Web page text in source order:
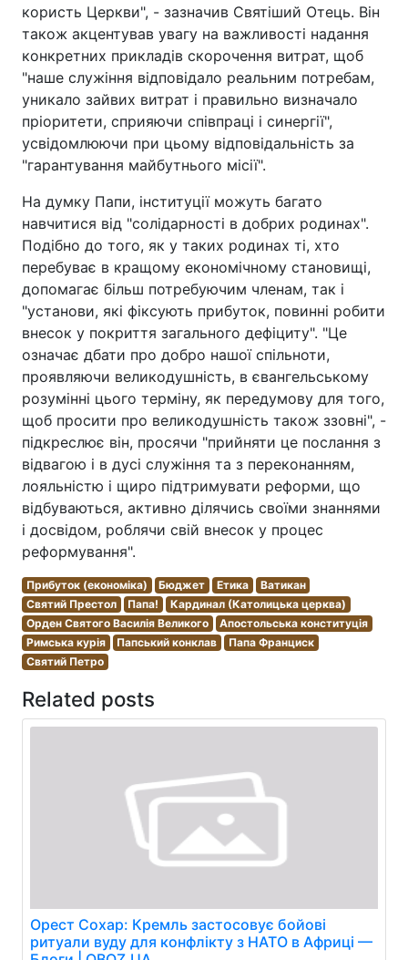
користь Церкви", - зазначив Святіший Отець. Він
також акцентував увагу на важливості надання
конкретних прикладів скорочення витрат, щоб
"наше служіння відповідало реальним потребам,
уникало зайвих витрат і правильно визначало
пріоритети, сприяючи співпраці і синергії",
усвідомлюючи при цьому відповідальність за
"гарантування майбутнього місії".
На думку Папи, інституції можуть багато
навчитися від "солідарності в добрих родинах".
Подібно до того, як у таких родинах ті, хто
перебуває в кращому економічному становищі,
допомагає більш потребуючим членам, так і
"установи, які фіксують прибуток, повинні робити
внесок у покриття загального дефіциту". "Це
означає дбати про добро нашої спільноти,
проявляючи великодушність, в євангельському
розумінні цього терміну, як передумову для того,
щоб просити про великодушність також ззовні", -
підкреслює він, просячи "прийняти це послання з
відвагою і в дусі служіння та з переконанням,
лояльністю і щиро підтримувати реформи, що
відбуваються, активно ділячись своїми знаннями
і досвідом, роблячи свій внесок у процес
реформування".
Прибуток (економіка) Бюджет Етика
Ватикан
Святий Престол
Папа!
Кардинал (Католицька церква)
Орден Святого Василія Великого
Апостольська конституція
Римська курія
Папський конклав
Папа Франциск
Святий Петро
Related posts
Орест Сохар: Кремль застосовує бойові
ритуали вуду для конфлікту з НАТО в Африці —